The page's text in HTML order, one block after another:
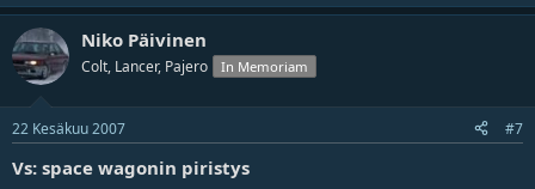
Niko Päivinen
Colt, Lancer, Pajero In Memoriam
22 Kesäkuu 2007 #7
Vs: space wagonin piristys